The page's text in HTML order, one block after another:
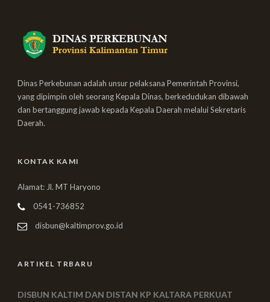
Dinas Perkebunan adalah unsur pelaksana Pemerintah Provinsi,
yang dipimpin oleh seorang Kepala Dinas, berkedudukan dibawah
dan bertanggung jawab kepada Kepala Daerah melalui Sekretaris
Daerah.
KONTAK KAMI
Alamat: Jl. MT Haryono
0541-736852
disbun@kaltimprov.go.id
ARTIKEL TRBARU
DISBUN KALTIM DAN DISTAN KP KALTARA PERKUAT